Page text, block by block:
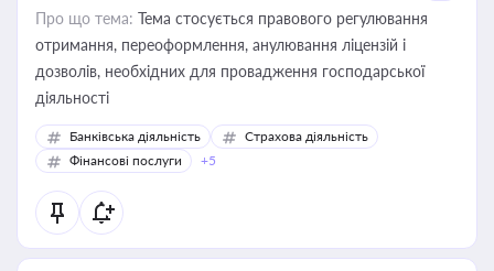
Про що тема: Тема стосується правового регулювання
отримання, переоформлення, анулювання ліцензій і
дозволів, необхідних для провадження господарської
діяльності
Банківська діяльність
Страхова діяльність
Фінансові послуги
+5